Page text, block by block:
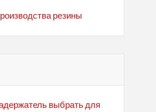
резины
выбрать для